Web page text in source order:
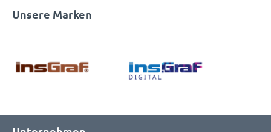
Unsere Marken